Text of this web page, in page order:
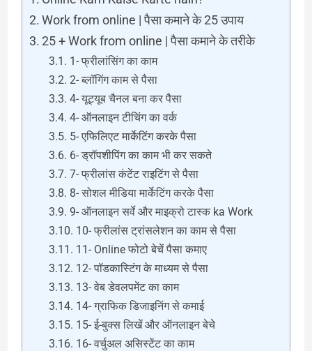
Work from online | पैसा कमाने के 25 उपाय
25 + Work from online | पैसा कमाने के तरीके
1- फ्रीलांसिंग का काम
2- ब्लॉगिंग काम से पैसा
4- यूट्यूब चैनल बना कर पैसा
4- ऑनलाइन टीचिंग का वर्क
5- एफिलिएट मार्केटिंग करके पैसा
6- ड्रॉपशीपिंग का काम भी कर सकते
7- फ्रीलांस कंटेंट राइटिंग से पैसा
8- सोशल मीडिया मार्केटिंग करके पैसा
9- ऑनलाइन सर्वे और माइक्रो टास्क ka Work
10- फ्रीलांस ट्रांसलेशन का काम से पैसा
11- Online फोटो बेचें पैसा कमाए
12- पॉडकास्टिंग के माध्यम से पैसा
13- वेब डेवलपमेंट का काम
14- ग्राफिक डिजाइनिंग से कमाई
15- ई-बुक्स लिखें और ऑनलाइन बेचे
16- वर्चुअल असिस्टेंट का काम